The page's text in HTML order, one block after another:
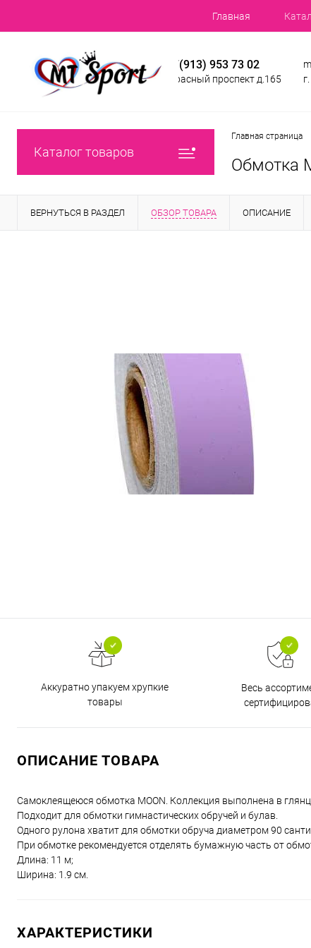
Главная
+7(913) 953 73 02
Красный проспект д.165
Каталог товаров
Главная страница
Обмотка
ВЕРНУТЬСЯ В РАЗДЕЛ ОБЗОР ТОВАРА ОПИСАНИЕ
Аккуратно упакуем хрупкие
товары
Весь
ОПИСАНИЕ ТОВАРА
Самоклеящеюся обмотка MOON. Коллекция выполнена в
Подходит для обмотки гимнастических обручей и булав.
Одного рулона хватит для обмотки обруча диаметром 90
При обмотке рекомендуется отделять бумажную часть от
Длина: 11 м;
Ширина: 1.9 см.
ХАРАКТЕРИСТИКИ